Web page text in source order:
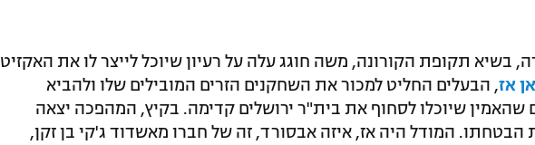
בשיא תקופת הקורונה, משה חוגג עלה על רעיון שיוכל לייצר לו את האקזיט
אז, הבעלים החליט למכור את השחקנים הזרים המובילים שלו ולהביא
שהאמין שיוכלו לסחוף את בית"ר ירושלים קדימה. בקיץ, המהפכה יצאה
הבטחתו. המודל היה אז, איזה אבסורד, זה של חברו מאשדוד ג'קי בן זקן,